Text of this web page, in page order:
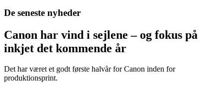
De seneste nyheder
Canon har vind i sejlene – og fokus på
inkjet det kommende år
Det har været et godt første halvår for Canon inden for
produktionsprint.